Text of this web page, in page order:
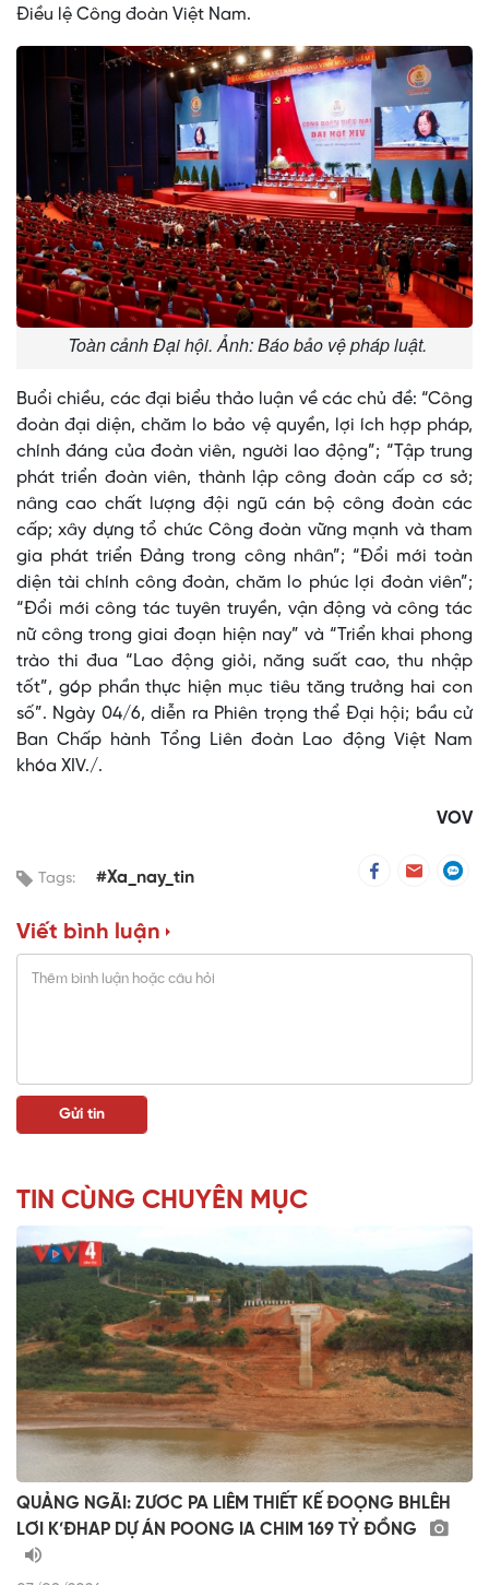
Điều lệ Công đoàn Việt Nam.
Toàn cảnh Đại hội. Ảnh: Báo bảo vệ pháp luật.
Buổi chiều, các đại biểu thảo luận về các chủ đề: “Công
đoàn đại diện, chăm lo bảo vệ quyền, lợi ích hợp pháp,
chính đáng của đoàn viên, người lao động”; “Tập trung
phát triển đoàn viên, thành lập công đoàn cấp cơ sở;
nâng cao chất lượng đội ngũ cán bộ công đoàn các
cấp; xây dựng tổ chức Công đoàn vững mạnh và tham
gia phát triển Đảng trong công nhân”; “Đổi mới toàn
diện tài chính công đoàn, chăm lo phúc lợi đoàn viên”;
“Đổi mới công tác tuyên truyền, vận động và công tác
nữ công trong giai đoạn hiện nay” và “Triển khai phong
trào thi đua “Lao động giỏi, năng suất cao, thu nhập
tốt”, góp phần thực hiện mục tiêu tăng trưởng hai con
số”. Ngày 04/6, diễn ra Phiên trọng thể Đại hội; bầu cử
Ban Chấp hành Tổng Liên đoàn Lao động Việt Nam
khóa XIV./.
VOV
Tags: #Xa_nay_tin
Viết bình luận
TIN CÙNG CHUYÊN MỤC
QUẢNG NGÃI: ZƯƠC PA LIÊM THIẾT KẾ ĐOỌNG BHLÊH
LƠI K’ĐHAP DỰ ÁN POONG IA CHIM 169 TỶ ĐỒNG